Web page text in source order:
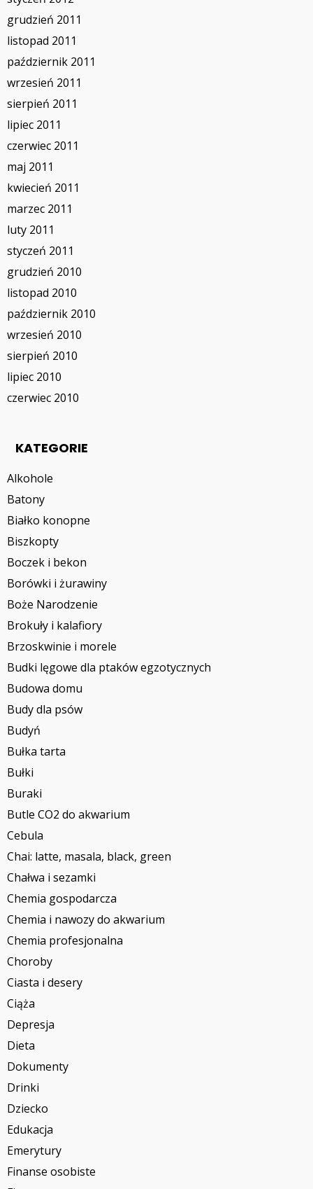
grudzień 2011
listopad 2011
październik 2011
wrzesień 2011
sierpień 2011
lipiec 2011
czerwiec 2011
maj 2011
kwiecień 2011
marzec 2011
luty 2011
styczeń 2011
grudzień 2010
listopad 2010
październik 2010
wrzesień 2010
sierpień 2010
lipiec 2010
czerwiec 2010
KATEGORIE
Alkohole
Batony
Białko konopne
Biszkopty
Boczek i bekon
Borówki i żurawiny
Boże Narodzenie
Brokuły i kalafiory
Brzoskwinie i morele
Budki lęgowe dla ptaków egzotycznych
Budowa domu
Budy dla psów
Budyń
Bułka tarta
Bułki
Buraki
Butle CO2 do akwarium
Cebula
Chai: latte, masala, black, green
Chałwa i sezamki
Chemia gospodarcza
Chemia i nawozy do akwarium
Chemia profesjonalna
Choroby
Ciasta i desery
Ciąża
Depresja
Dieta
Dokumenty
Drinki
Dziecko
Edukacja
Emerytury
Finanse osobiste